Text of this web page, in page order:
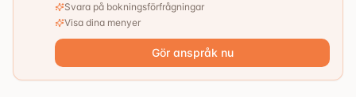
Svara på bokningsförfrågningar
Visa dina menyer
Gör anspråk nu